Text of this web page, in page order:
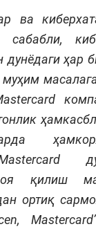
ва
сабабли,
дунёдаги ҳар
қилиш
ортиқ